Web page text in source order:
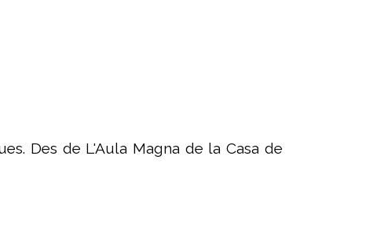
Des de L'Aula Magna de la Casa de